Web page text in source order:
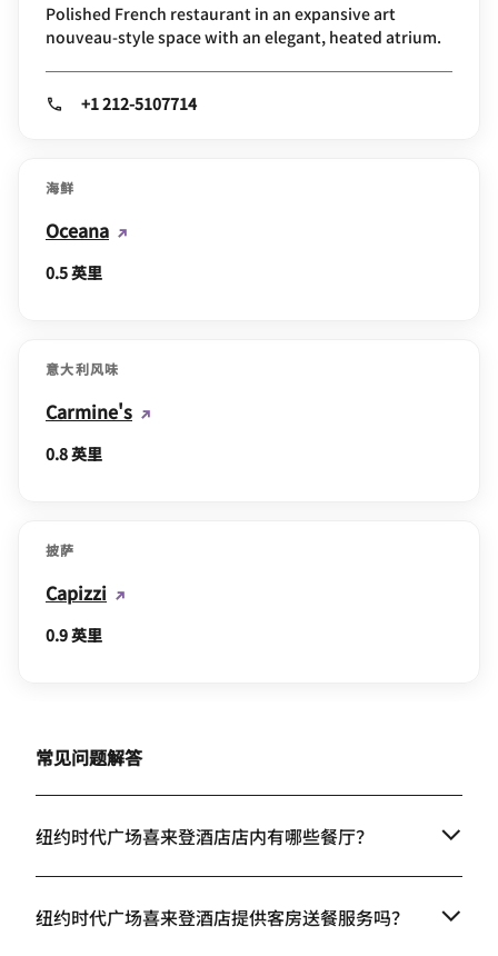
Polished French restaurant in an expansive art
nouveau-style space with an elegant, heated atrium.
+1 212-5107714
海鲜
Oceana
0.5 英里
意大利风味
Carmine's
0.8 英里
披萨
Capizzi
0.9 英里
常见问题解答
纽约时代广场喜来登酒店店内有哪些餐厅？
纽约时代广场喜来登酒店提供客房送餐服务吗？